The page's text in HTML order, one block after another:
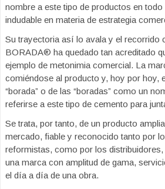
nombre a este tipo de productos en todo
indudable en materia de estrategia
Su trayectoria así lo avala y el recorrido
BORADA® ha quedado tan acreditado
ejemplo de metonimia comercial. La
comiéndose al producto y, hoy por hoy,
“borada” o de las “boradas” como un
referirse a este tipo de cemento para
Se trata, por tanto, de un producto
mercado, fiable y reconocido tanto por
reformistas, como por los
una marca con amplitud de gama,
el día a día de una obra.